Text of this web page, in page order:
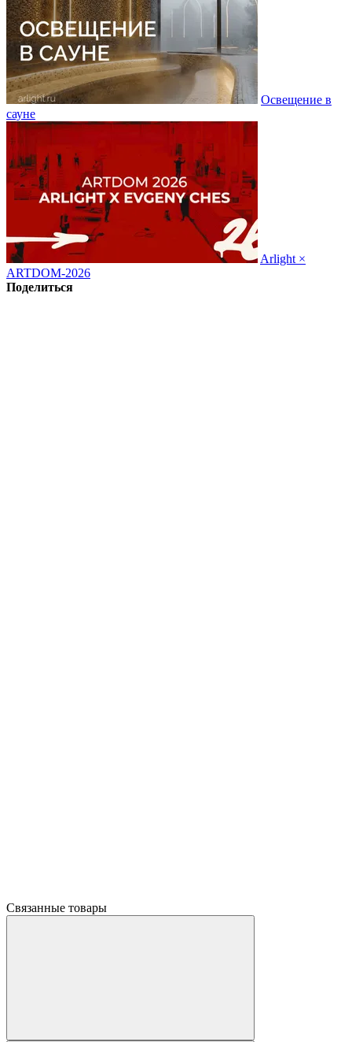
Освещение в
сауне
Arlight ×
ARTDOM-2026
Поделиться
Связанные товары